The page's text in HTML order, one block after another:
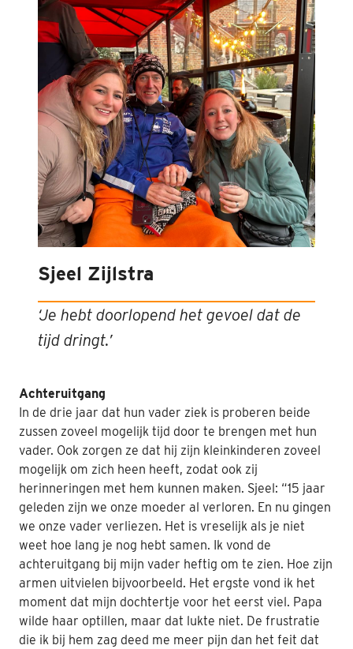
Sjeel Zijlstra
‘Je hebt doorlopend het gevoel dat de
tijd dringt.’
Achteruitgang
In de drie jaar dat hun vader ziek is proberen beide
zussen zoveel mogelijk tijd door te brengen met hun
vader. Ook zorgen ze dat hij zijn kleinkinderen zoveel
mogelijk om zich heen heeft, zodat ook zij
herinneringen met hem kunnen maken. Sjeel: “15 jaar
geleden zijn we onze moeder al verloren. En nu gingen
we onze vader verliezen. Het is vreselijk als je niet
weet hoe lang je nog hebt samen. Ik vond de
achteruitgang bij mijn vader heftig om te zien. Hoe zijn
armen uitvielen bijvoorbeeld. Het ergste vond ik het
moment dat mijn dochtertje voor het eerst viel. Papa
wilde haar optillen, maar dat lukte niet. De frustratie
die ik bij hem zag deed me meer pijn dan het feit dat